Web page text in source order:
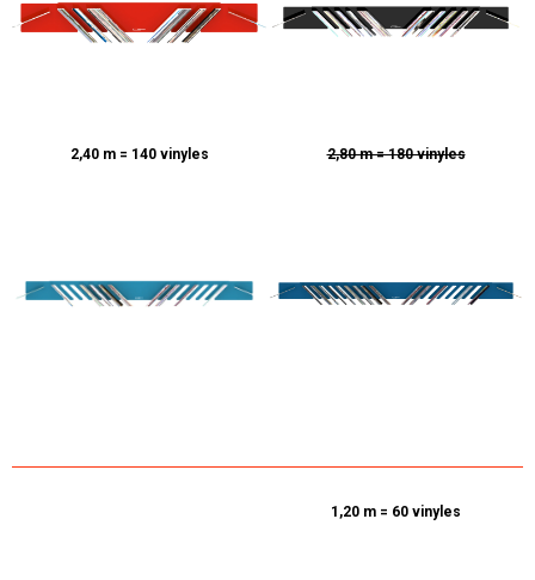
2,40 m = 140 vinyles 2,80 m = 180 vinyles
1,20 m = 60 vinyles